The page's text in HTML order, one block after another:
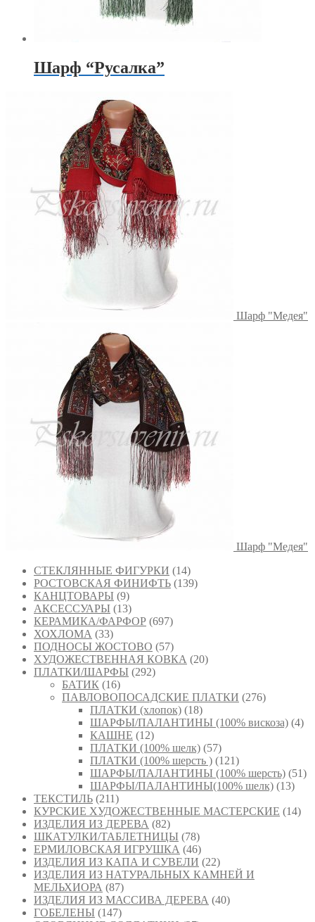
Шарф “Русалка”
Шарф "Медея"
Шарф "Медея"
СТЕКЛЯННЫЕ ФИГУРКИ (14)
РОСТОВСКАЯ ФИНИФТЬ (139)
КАНЦТОВАРЫ (9)
АКСЕССУАРЫ (13)
КЕРАМИКА/ФАРФОР (697)
ХОХЛОМА (33)
ПОДНОСЫ ЖОСТОВО (57)
ХУДОЖЕСТВЕННАЯ КОВКА (20)
ПЛАТКИ/ШАРФЫ (292)
БАТИК (16)
ПАВЛОВОПОСАДСКИЕ ПЛАТКИ (276)
ПЛАТКИ (хлопок) (18)
ШАРФЫ/ПАЛАНТИНЫ (100% вискоза) (4)
КАШНЕ (12)
ПЛАТКИ (100% шелк) (57)
ПЛАТКИ (100% шерсть ) (121)
ШАРФЫ/ПАЛАНТИНЫ (100% шерсть) (51)
ШАРФЫ/ПАЛАНТИНЫ(100% шелк) (13)
ТЕКСТИЛЬ (211)
КУРСКИЕ ХУДОЖЕСТВЕННЫЕ МАСТЕРСКИЕ (14)
ИЗДЕЛИЯ ИЗ ДЕРЕВА (82)
ШКАТУЛКИ/ТАБЛЕТНИЦЫ (78)
ЕРМИЛОВСКАЯ ИГРУШКА (46)
ИЗДЕЛИЯ ИЗ КАПА И СУВЕЛИ (22)
ИЗДЕЛИЯ ИЗ НАТУРАЛЬНЫХ КАМНЕЙ И
МЕЛЬХИОРА (87)
ИЗДЕЛИЯ ИЗ МАССИВА ДЕРЕВА (40)
ГОБЕЛЕНЫ (147)